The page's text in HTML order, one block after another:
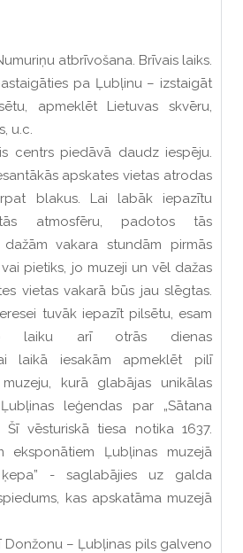
atbrīvošana. Brīvais laiks.
pa Ļubļinu – izstaigāt
apmeklēt Lietuvas skvēru,
u.c.
centrs piedāvā daudz iespēju.
apskates vietas atrodas
blakus. Lai labāk iepazītu
atmosfēru, padotos tās
vakara stundām pirmās
pietiks, jo muzeji un vēl dažas
vietas vakarā būs jau slēgtas.
tuvāk iepazīt pilsētu, esam
laiku arī otrās dienas
laikā iesakām apmeklēt pilī
kurā glabājas unikālas
leģendas par „Sātana
Šī vēsturiskā tiesa notika 1637.
eksponātiem Ļubļinas muzejā
ķepa” - saglabājies uz galda
kas apskatāma muzejā
Donžonu – Ļubļinas pils galveno